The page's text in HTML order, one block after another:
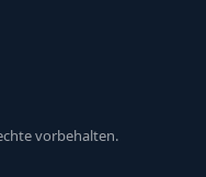
vorbehalten.